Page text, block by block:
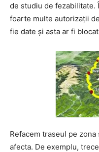
de studiu de fezabilitate.
foarte multe autorizații
fie date și asta ar fi
Refacem traseul pe
afecta. De exemplu,